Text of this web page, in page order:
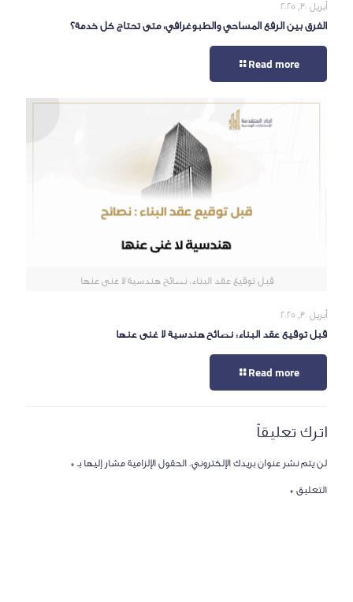
أبريل 30, 2025
الفرق بين الرفع المساحي والطبوغرافي: متى تحتاج كل خدمة؟
Read more
قبل توقيع عقد البناء: نصائح هندسية لا غنى عنها
أبريل 30, 2025
قبل توقيع عقد البناء: نصائح هندسية لا غنى عنها
Read more
اترك تعليقاً
لن يتم نشر عنوان بريدك الإلكتروني. الحقول الإلزامية مشار إليها بـ *
التعليق *